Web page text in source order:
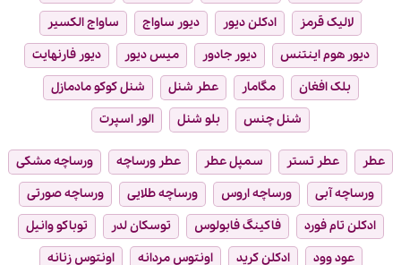
لالیک قرمز
ادکلن دیور دیور ساواج
ساواج الکسیر
دیور هوم اینتنس
دیور جادور میس دیور
دیور فارنهایت
بلک افغان
مگامار عطر شنل
شنل کوکو مادمازل
شنل چنس
بلو شنل الور اسپرت
عطر عطر تستر سمپل عطر عطر ورساچه
ورساچه مشکی
ورساچه آبی
ورساچه اروس ورساچه طلایی
ورساچه صورتی
ادکلن تام فورد
فاکینگ فابولوس توسکان لدر
توباکو وانیل
عود وود
ادکلن کرید اونتوس مردانه
اونتوس زنانه